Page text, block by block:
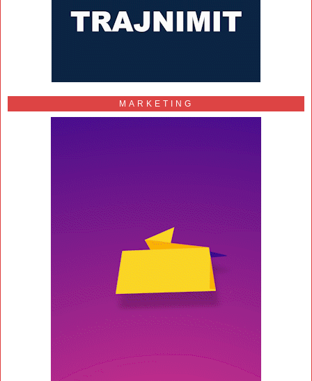
MARKETING